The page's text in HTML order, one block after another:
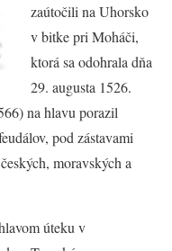
zaútočili na Uhorsko
v bitke pri Moháči,
ktorá sa odohrala dňa
29. augusta 1526.
na hlavu porazil
pod zástavami
moravských a
úteku v